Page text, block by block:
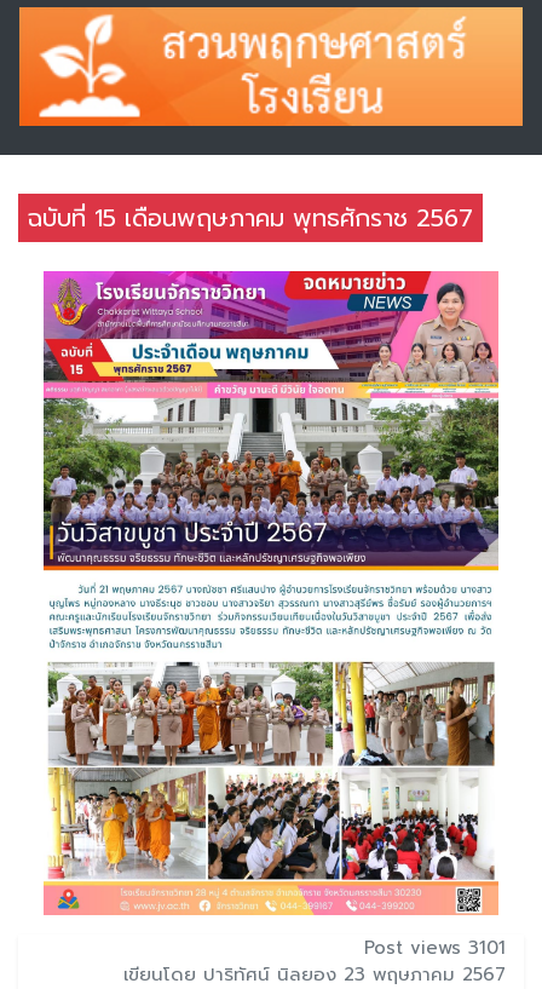
ฉบับที่ 15 เดือนพฤษภาคม พุทธศักราช 2567
Post views 3101
เขียนโดย ปาริทัศน์ นิลยอง 23 พฤษภาคม 2567